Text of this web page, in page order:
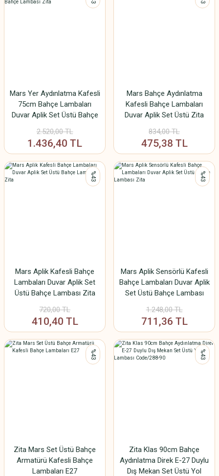
Mars Yer Aydınlatma Kafesli
75cm Bahçe Lambaları
Duvar Aplik Set Üstü Bahçe
2.520,00 TL
1.436,40 TL
Mars Bahçe Aydınlatma
Kafesli Bahçe Lambaları
Duvar Aplik Set Üstü Zita
834,00 TL
475,38 TL
%43
Mars Aplik Kafesli Bahçe
Lambaları Duvar Aplik Set
Üstü Bahçe Lambası Zita
720,00 TL
410,40 TL
%43
Mars Aplik Sensörlü Kafesli
Bahçe Lambaları Duvar Aplik
Set Üstü Bahçe Lambası
1.248,00 TL
711,36 TL
%43
Zita Mars Set Üstü Bahçe
Armatürü Kafesli Bahçe
Lambaları E27
%43
Zita Klas 90cm Bahçe
Aydınlatma Direk E-27 Duylu
Dış Mekan Set Üstü Yol